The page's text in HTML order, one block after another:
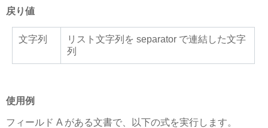
戻り値
文字列
リスト文字列を separator で連結した文字
列
使用例
フィールド A がある文書で、以下の式を実行します。